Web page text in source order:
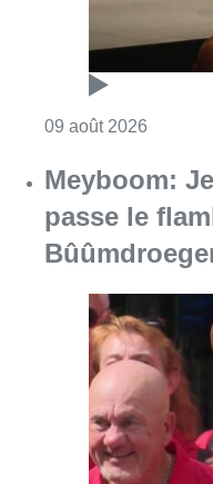
09 août 2026
Partager l'article
Facebook
TwitterWhatsApp
Share